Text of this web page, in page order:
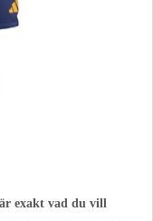
exakt vad du vill